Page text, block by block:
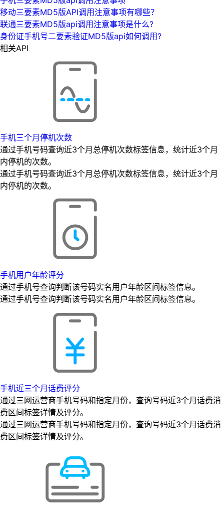
移动三要素MD5版API调用注意事项有哪些？
联通三要素MD5版api调用注意事项是什么?
身份证手机号二要素验证MD5版api如何调用?
相关API
手机三个月停机次数
通过手机号码查询近3个月总停机次数标签信息，统计近3个月
内停机的次数。
通过手机号码查询近3个月总停机次数标签信息，统计近3个月
内停机的次数。
手机用户年龄评分
通过手机号查询判断该号码实名用户年龄区间标签信息。
通过手机号查询判断该号码实名用户年龄区间标签信息。
手机近三个月话费评分
通过三网运营商手机号码和指定月份，查询号码近3个月话费消
费区间标签详情及评分。
通过三网运营商手机号码和指定月份，查询号码近3个月话费消
费区间标签详情及评分。